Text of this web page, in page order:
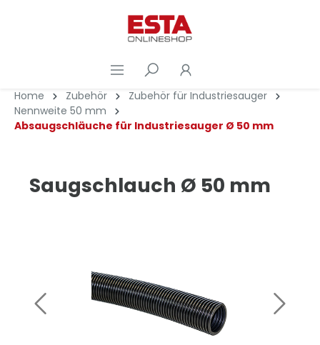
Home Zubehör
Zubehör für Industriesauger
Nennweite 50 mm
Absaugschläuche für Industriesauger Ø 50 mm
Saugschlauch Ø 50 mm